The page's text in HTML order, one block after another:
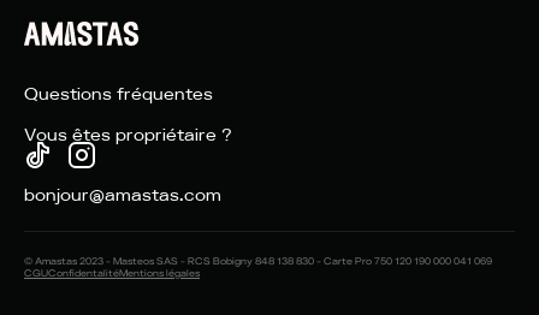
Questions fréquentes
Vous êtes propriétaire ?
bonjour@amastas.com
© Amastas 2023 - Masteos SAS - RCS Bobigny 848 138 830 - Carte Pro 750 120 190 000 041 069
CGUConfidentalitéMentions légales